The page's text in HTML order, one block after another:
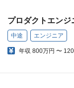
プロダクトエン
中途 エンジニア
年収 800万円 〜